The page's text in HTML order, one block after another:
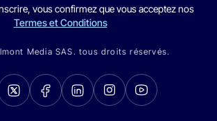
vous confirmez que vous acceptez nos
Termes et Conditions
Media SAS. tous droits réservés.